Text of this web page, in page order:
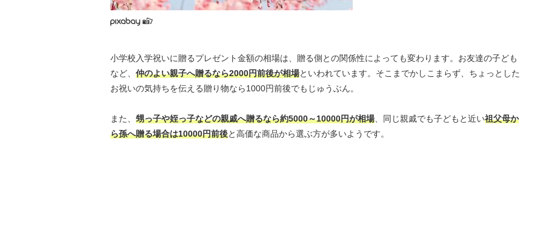
小学校入学祝いに贈るプレゼント金額の相場は、贈る側との関係性によっても変わります。お友達の子ども
など、 仲のよい親子へ贈るなら2000円前後が相場といわれています。そこまでかしこまらず、ちょっとした
お祝いの気持ちを伝える贈り物なら1000円前後でもじゅうぶん。
また、 甥っ子や姪っ子などの親戚へ贈るなら約5000～10000円が相場、同じ親戚でも子どもと近い祖父母か
ら孫へ贈る場合は10000円前後と高価な商品から選ぶ方が多いようです。